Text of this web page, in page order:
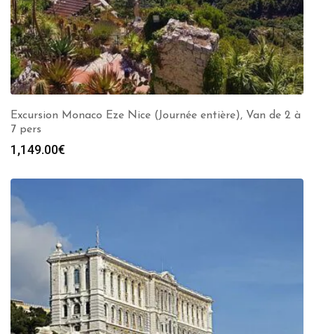
Excursion Monaco Eze Nice (Journée entière), Van de 2 à
7 pers
1,149.00€